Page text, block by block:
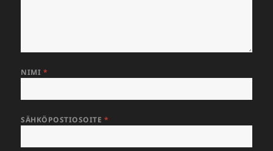
NIMI *
SÄHKÖPOSTIOSOITE *